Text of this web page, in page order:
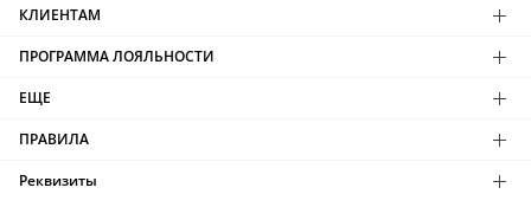
КЛИЕНТАМ
ПРОГРАММА ЛОЯЛЬНОСТИ
ЕЩЕ
ПРАВИЛА
Реквизиты